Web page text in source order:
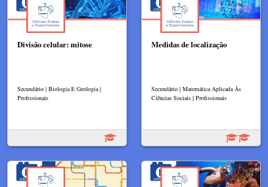
Divisão celular: mitose
Secundário | Biologia E Geologia |
Profissionais
Medidas de localização
Secundário | Matemática Aplicada Às
Ciências Sociais | Profissionais